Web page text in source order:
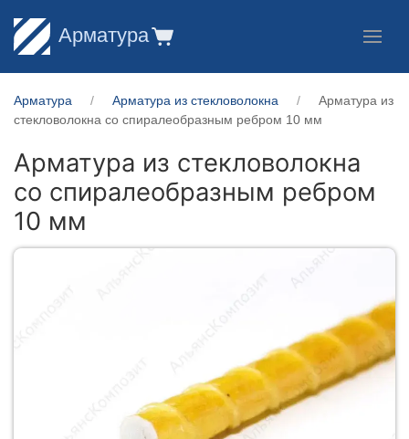
Арматура
Арматура Арматура из стекловолокна
Арматура из
стекловолокна со спиралеобразным ребром 10 мм
Арматура из стекловолокна
со спиралеобразным ребром
10 мм